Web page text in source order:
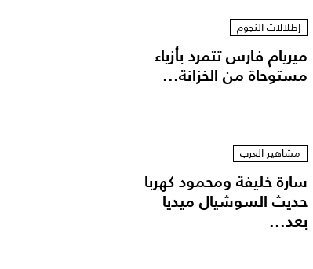
إطلالات النجوم
ميريام فارس تتمرد بأزياء
مستوحاة من الخزانة...
مشاهير العرب
سارة خليفة ومحمود كهربا
حديث السوشيال ميديا
بعد...